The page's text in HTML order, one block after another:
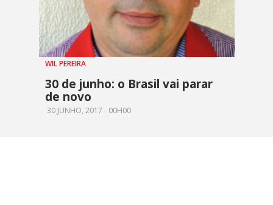
WIL PEREIRA
30 de junho: o Brasil vai parar
de novo
30 JUNHO, 2017 - 00H00